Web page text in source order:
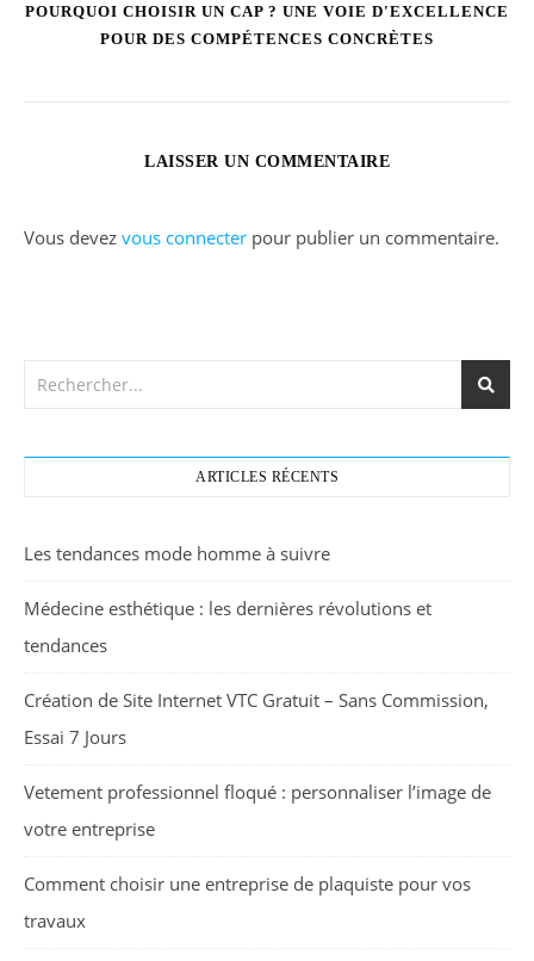
POURQUOI CHOISIR UN CAP ? UNE VOIE D'EXCELLENCE
POUR DES COMPÉTENCES CONCRÈTES
LAISSER UN COMMENTAIRE
Vous devez vous connecter pour publier un commentaire.
ARTICLES RÉCENTS
Les tendances mode homme à suivre
Médecine esthétique : les dernières révolutions et
tendances
Création de Site Internet VTC Gratuit – Sans Commission,
Essai 7 Jours
Vetement professionnel floqué : personnaliser l’image de
votre entreprise
Comment choisir une entreprise de plaquiste pour vos
travaux